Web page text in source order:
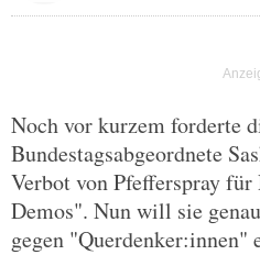
Noch vor kurzem forderte
Bundestagsabgeordnete
Verbot von Pfefferspray
Demos". Nun will sie
gegen "Querdenker:innen"